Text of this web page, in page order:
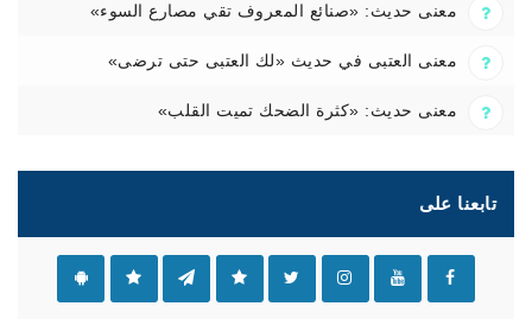
معنى حديث: «صنائع المعروف تقي مصارع السوء»
معنى العتبى في حديث «لك العتبى حتى ترضى»
معنى حديث: «كثرة الضحك تميت القلب»
تابعنا على